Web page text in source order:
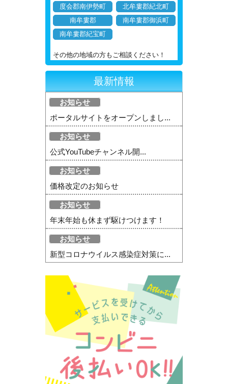
度会郡南伊勢町
北牟婁郡紀北町
南牟婁郡
南牟婁郡御浜町
南牟婁郡紀宝町
その他の地域の方もご相談ください！
最新情報
お知らせ
ポータルサイトをオープンしまし...
お知らせ
公式YouTubeチャンネル開...
お知らせ
価格改定のお知らせ
お知らせ
年末年始も休まず駆けつけます！
お知らせ
新型コロナウイルス感染症対策に...